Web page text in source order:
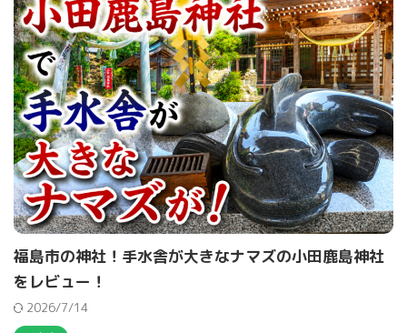
福島市の神社！手水舎が大きなナマズの小田鹿島神社
をレビュー！
2026/7/14